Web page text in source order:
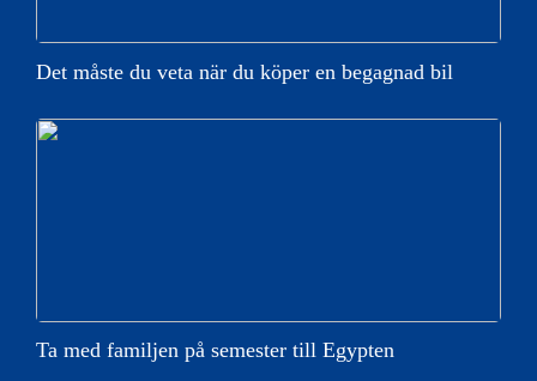
Det måste du veta när du köper en begagnad bil
Ta med familjen på semester till Egypten